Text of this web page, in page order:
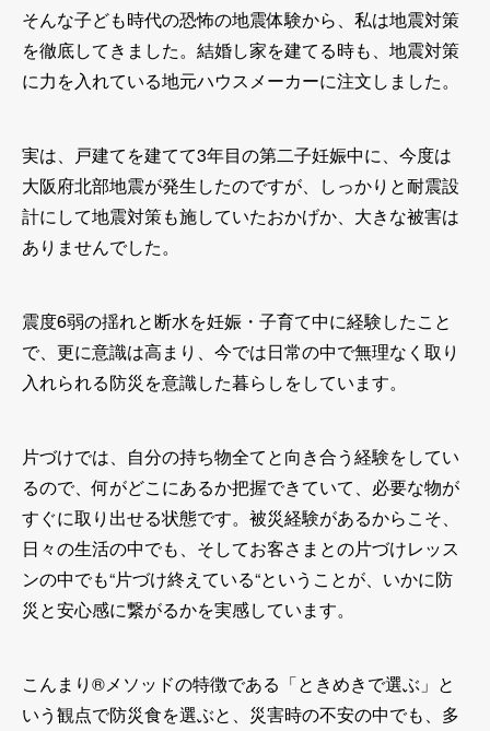
そんな子ども時代の恐怖の地震体験から、私は地震対策
を徹底してきました。結婚し家を建てる時も、地震対策
に力を入れている地元ハウスメーカーに注文しました。
実は、戸建てを建てて3年目の第二子妊娠中に、今度は
大阪府北部地震が発生したのですが、しっかりと耐震設
計にして地震対策も施していたおかげか、大きな被害は
ありませんでした。
震度6弱の揺れと断水を妊娠・子育て中に経験したこと
で、更に意識は高まり、今では日常の中で無理なく取り
入れられる防災を意識した暮らしをしています。
片づけでは、自分の持ち物全てと向き合う経験をしてい
るので、何がどこにあるか把握できていて、必要な物が
すぐに取り出せる状態です。被災経験があるからこそ、
日々の生活の中でも、そしてお客さまとの片づけレッス
ンの中でも“片づけ終えている“ということが、いかに防
災と安心感に繋がるかを実感しています。
こんまり®メソッドの特徴である「ときめきで選ぶ」と
いう観点で防災食を選ぶと、災害時の不安の中でも、多